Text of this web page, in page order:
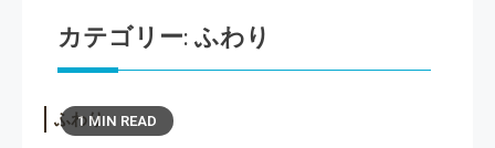
カテゴリー: ふわり
1 MIN READ
ふわり